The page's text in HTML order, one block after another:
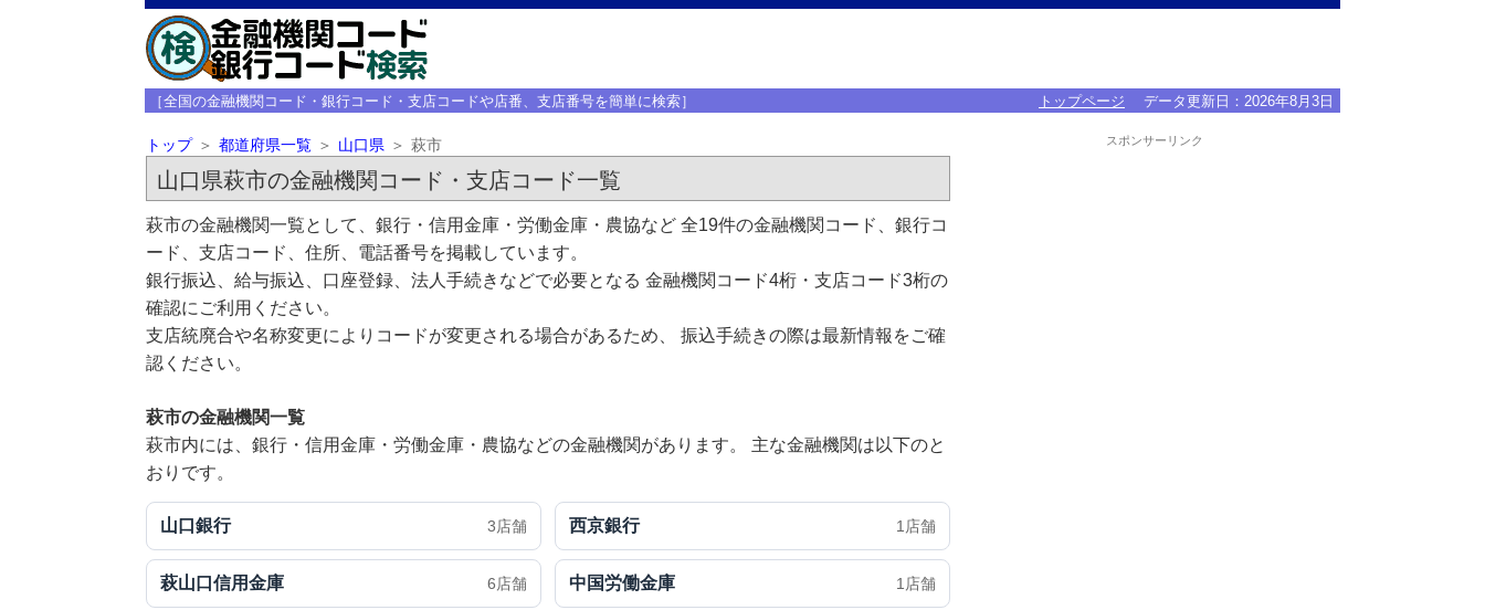
［全国の金融機関コード・銀行コード・支店コードや店番、支店番号を簡単に検索］ トップページ データ更新日： 2026年8月3日
トップ 都道府県一覧 山口県 萩市
山口県萩市の金融機関コード・支店コード一覧
萩市の金融機関一覧として、銀行・信用金庫・労働金庫・農協など 全19件の金融機関コード、銀行コ
ード、支店コード、住所、電話番号を掲載しています。
銀行振込、給与振込、口座登録、法人手続きなどで必要となる 金融機関コード4桁・支店コード3桁の
確認にご利用ください。
支店統廃合や名称変更によりコードが変更される場合があるため、 振込手続きの際は最新情報をご確
認ください。
萩市の金融機関一覧
萩市内には、銀行・信用金庫・労働金庫・農協などの金融機関があります。 主な金融機関は以下のと
おりです。
山口銀行 3店舗 西京銀行 1店舗
萩山口信用金庫 6店舗 中国労働金庫 1店舗
スポンサーリンク